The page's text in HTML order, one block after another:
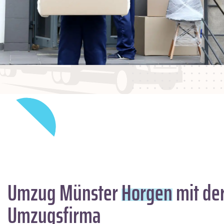
Umzug MünsterHorgenmit
Umzugsfirma